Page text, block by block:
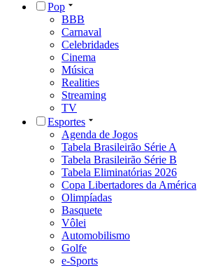
Pop
BBB
Carnaval
Celebridades
Cinema
Música
Realities
Streaming
TV
Esportes
Agenda de Jogos
Tabela Brasileirão Série A
Tabela Brasileirão Série B
Tabela Eliminatórias 2026
Copa Libertadores da América
Olimpíadas
Basquete
Vôlei
Automobilismo
Golfe
e-Sports